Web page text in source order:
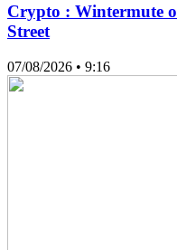
Crypto : Wintermute
Street
07/08/2026 • 9:16